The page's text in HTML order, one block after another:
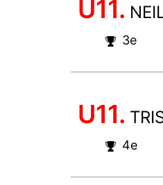
U11.
3e
U11.
4e